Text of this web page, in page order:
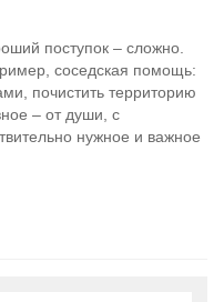
поступок – сложно.
соседская помощь:
почистить территорию
– от души, с
нужное и важное